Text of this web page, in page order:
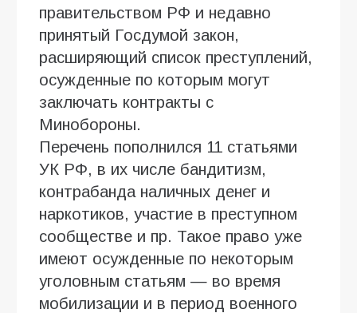
правительством РФ и недавно
принятый Госдумой закон,
расширяющий список преступлений,
осужденные по которым могут
заключать контракты с
Минобороны.
Перечень пополнился 11 статьями
УК РФ, в их числе бандитизм,
контрабанда наличных денег и
наркотиков, участие в преступном
сообществе и пр. Такое право уже
имеют осужденные по некоторым
уголовным статьям — во время
мобилизации и в период военного